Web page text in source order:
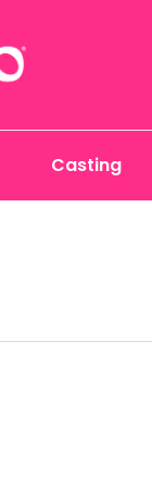
Casting